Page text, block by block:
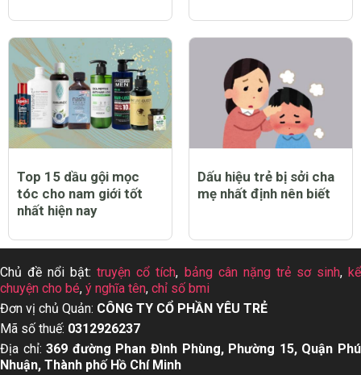
Top 15 dầu gội mọc
tóc cho nam giới tốt
nhất hiện nay
Dấu hiệu trẻ bị sởi cha
mẹ nhất định nên biết
Chủ đề nổi bật:truyện cổ tích, bảng cân nặng trẻ sơ sinh, kể
chuyện cho bé, ý nghĩa tên, chỉ số bmi
Đơn vị chủ Quản: CÔNG TY CỔ PHẦN YÊU TRẺ
Mã số thuế: 0312926237
Địa chỉ:369 đường Phan Đình Phùng, Phường 15, Quận Phú
Nhuận, Thành phố Hồ Chí Minh